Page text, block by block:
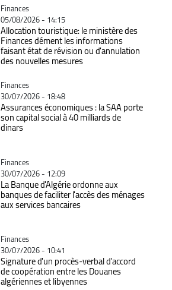
Catégorie
Finances
05/08/2026 - 14:15
Allocation touristique: le ministère des
Finances dément les informations
faisant état de révision ou d'annulation
des nouvelles mesures
Catégorie
Finances
30/07/2026 - 18:48
Assurances économiques : la SAA porte
son capital social à 40 milliards de
dinars
Catégorie
Finances
30/07/2026 - 12:09
La Banque d'Algérie ordonne aux
banques de faciliter l'accès des ménages
aux services bancaires
Catégorie
Finances
30/07/2026 - 10:41
Signature d'un procès-verbal d'accord
de coopération entre les Douanes
algériennes et libyennes